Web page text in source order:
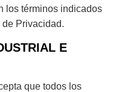
los términos indicados
Privacidad.
E
que todos los